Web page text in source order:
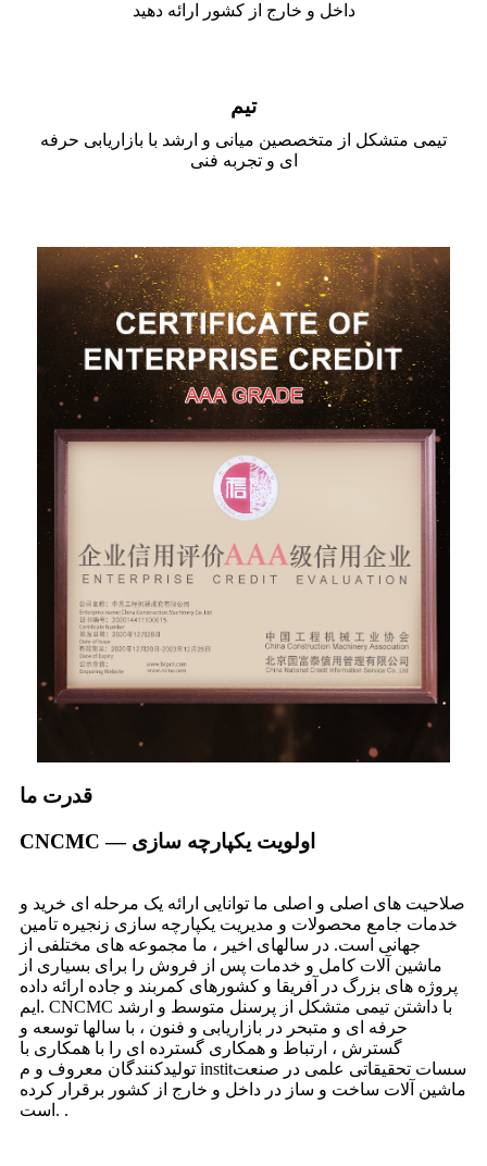
داخل و خارج از کشور ارائه دهید
تیم
تیمی متشکل از متخصصین میانی و ارشد با بازاریابی حرفه
ای و تجربه فنی
قدرت ما
CNCMC — اولویت یکپارچه سازی
صلاحیت های اصلی و اصلی ما توانایی ارائه یک مرحله ای خرید و
خدمات جامع محصولات و مدیریت یکپارچه سازی زنجیره تامین
جهانی است. در سالهای اخیر ، ما مجموعه های مختلفی از
ماشین آلات کامل و خدمات پس از فروش را برای بسیاری از
پروژه های بزرگ در آفریقا و کشورهای کمربند و جاده ارائه داده
ایم. CNCMC با داشتن تیمی متشکل از پرسنل متوسط ​​و ارشد
حرفه ای و متبحر در بازاریابی و فنون ، با سالها توسعه و
گسترش ، ارتباط و همکاری گسترده ای را با همکاری با
تولیدکنندگان معروف و م institسسات تحقیقاتی علمی در صنعت
ماشین آلات ساخت و ساز در داخل و خارج از کشور برقرار کرده
است. .